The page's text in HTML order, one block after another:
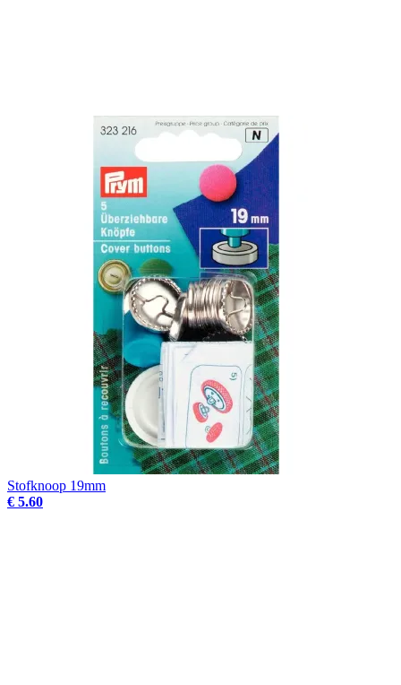
Stofknoop 19mm
€ 5.60